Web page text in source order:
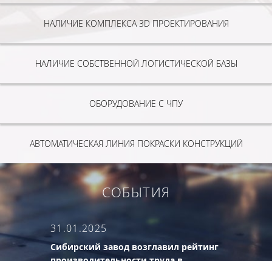
НАЛИЧИЕ КОМПЛЕКСА 3D ПРОЕКТИРОВАНИЯ
НАЛИЧИЕ СОБСТВЕННОЙ ЛОГИСТИЧЕСКОЙ БАЗЫ
ОБОРУДОВАНИЕ С ЧПУ
АВТОМАТИЧЕСКАЯ ЛИНИЯ ПОКРАСКИ КОНСТРУКЦИЙ
СОБЫТИЯ
31.01.2025
Сибирский завод возглавил рейтинг